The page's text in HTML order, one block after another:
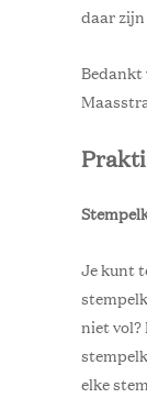
daar
Bedankt
Je kunt
niet vol?
elke